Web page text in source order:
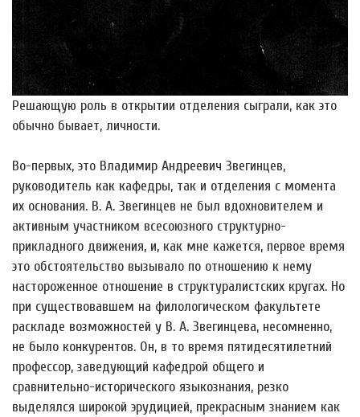
Решающую роль в открытии отделения сыграли, как это
обычно бывает, личности.
Во-первых, это Владимир Андреевич Звегинцев,
руководитель как кафедры, так и отделения с момента
их основания. В. А. Звегинцев не был вдохновителем и
активным участником всесоюзного структурно-
прикладного движения, и, как мне кажется, первое время
это обстоятельство вызывало по отношению к нему
настороженное отношение в структуралистских кругах. Но
при существовавшем на филологическом факультете
раскладе возможностей у В. А. Звегинцева, несомненно,
не было конкурентов. Он, в то время пятидесятилетний
профессор, заведующий кафедрой общего и
сравнительно-исторического языкознания, резко
выделялся широкой эрудицией, прекрасным знанием как